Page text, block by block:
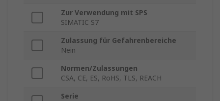
Zur Verwendung mit SPS
SIMATIC S7
Zulassung für Gefahrenbereiche
Nein
Normen/Zulassungen
CSA, CE, ES, RoHS, TLS, REACH
Serie